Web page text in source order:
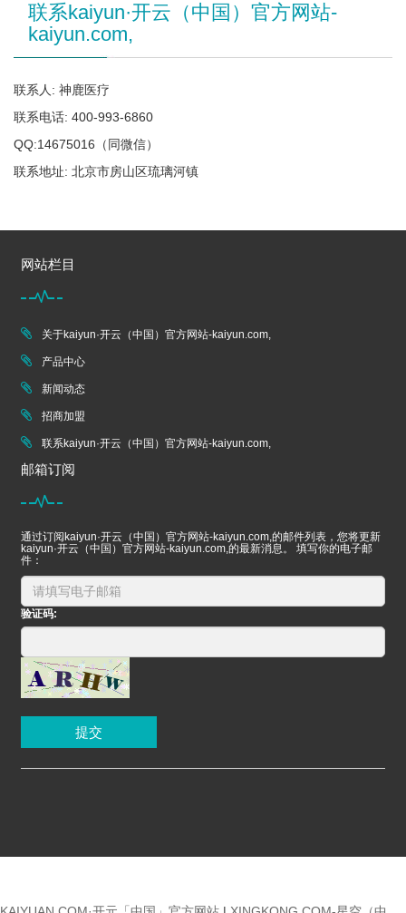
联系kaiyun·开云（中国）官方网站-
kaiyun.com,
联系人: 神鹿医疗
联系电话: 400-993-6860
QQ:14675016（同微信）
联系地址: 北京市房山区琉璃河镇
网站栏目
关于kaiyun·开云（中国）官方网站-kaiyun.com,
产品中心
新闻动态
招商加盟
联系kaiyun·开云（中国）官方网站-kaiyun.com,
邮箱订阅
通过订阅kaiyun·开云（中国）官方网站-kaiyun.com,的邮件列表，您将更新
kaiyun·开云（中国）官方网站-kaiyun.com,的最新消息。 填写你的电子邮
件：
验证码:
提交